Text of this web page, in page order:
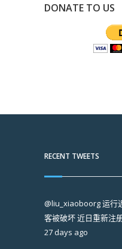
DONATE TO US
RECENT TWEETS
@liu_xiaoboorg运行
客被破坏 近日重新注
27 days ago